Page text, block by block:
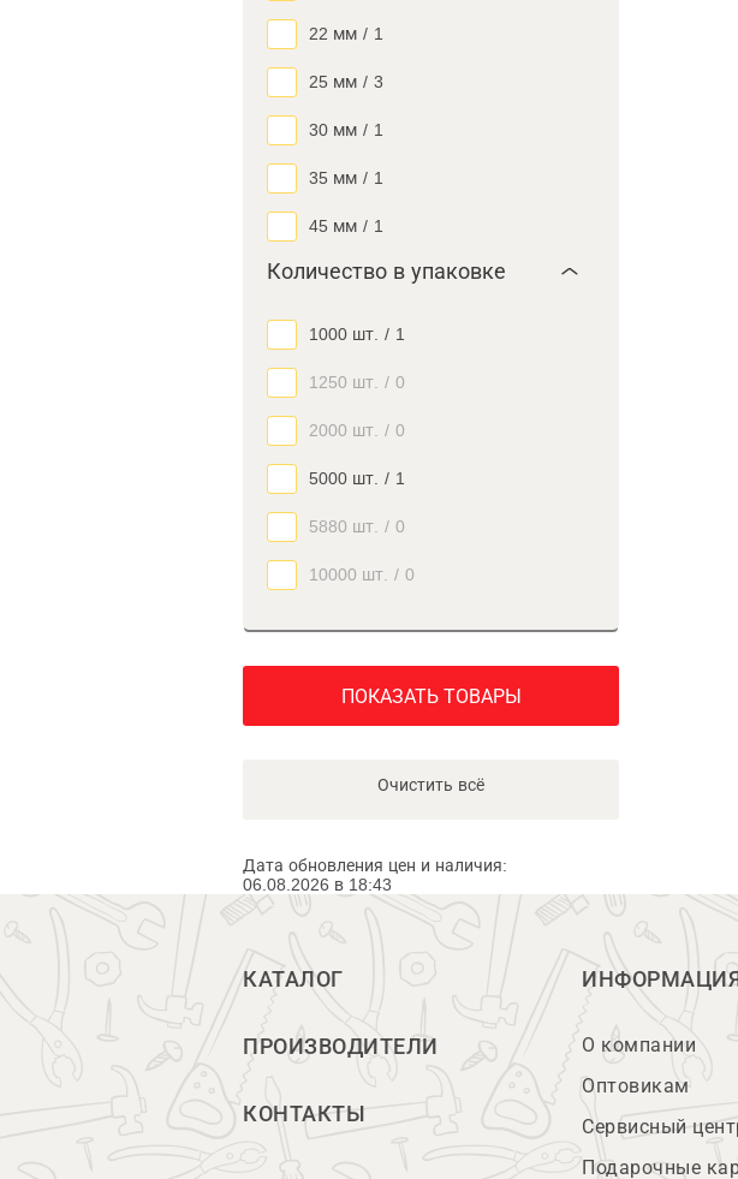
22 мм / 1
25 мм / 3
30 мм / 1
35 мм / 1
45 мм / 1
Количество в упаковке
1000 шт. / 1
1250 шт. / 0
2000 шт. / 0
5000 шт. / 1
5880 шт. / 0
10000 шт. / 0
ПОКАЗАТЬ ТОВАРЫ
Очистить всё
Дата обновления цен и наличия:
06.08.2026 в 18:43
КАТАЛОГ
ПРОИЗВОДИТЕЛИ
КОНТАКТЫ
ИНФОРМАЦИЯ
О компании
Оптовикам
Сервисный
Подарочные